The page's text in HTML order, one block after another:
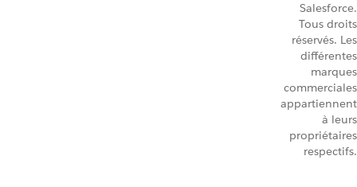
Salesforce.
Tous droits
réservés. Les
différentes
marques
commerciales
appartiennent
à leurs
propriétaires
respectifs.